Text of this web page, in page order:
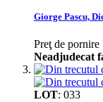
Giorge Pascu,
Preţ de pornire
Neadjudecat
LOT: 033